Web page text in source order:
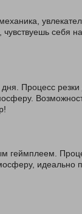
себя
Процесс
геймплеем.
идеально